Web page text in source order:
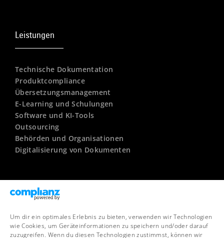
Um dir ein optimales Erlebnis zu bieten, verwenden wir Technologien
wie Cookies, um Geräteinformationen zu speichern und/oder darauf
zuzugreifen. Wenn du diesen Technologien zustimmst, können wir
Leistungen
Technische Dokumentation
Produktcompliance
Übersetzungsmanagement
E-Learning und Schulungen
Software und KI-Tools
Outsourcing
Behörden und Organisationen
Digitalisierung von Dokumenten
Unternehmen
Kontakt
Newsletter